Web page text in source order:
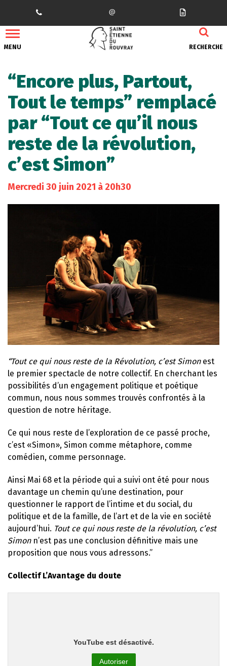
MENU RECHERCHE
“Encore plus, Partout,
Tout le temps” remplacé
par “Tout ce qu’il nous
reste de la révolution,
c’est Simon”
Mercredi 30 juin 2021 à 20h30
“Tout ce qui nous reste de la Révolution, c’est Simonest
le premier spectacle de notre collectif. En cherchant les
possibilités d’un engagement politique et poétique
commun, nous nous sommes trouvés confrontés à la
question de notre héritage.
Ce qui nous reste de l’exploration de ce passé proche,
c’est «Simon», Simon comme métaphore, comme
comédien, comme personnage.
Ainsi Mai 68 et la période qui a suivi ont été pour nous
davantage un chemin qu’une destination, pour
questionner le rapport de l’intime et du social, du
politique et de la famille, de l’art et de la vie en société
aujourd’hui. Tout ce qui nous reste de la révolution, c’est
Simonn’est pas une conclusion définitive mais une
proposition que nous vous adressons.”
Collectif L’Avantage du doute
YouTube est désactivé.
Autoriser